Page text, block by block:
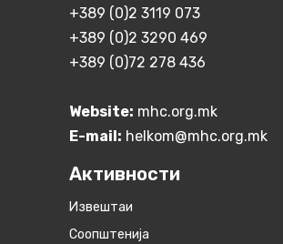
+389 (0)2 3119 073
+389 (0)2 3290 469
+389 (0)72 278 436
Website: mhc.org.mk
E-mail: helkom@mhc.org.mk
Активности
Извештаи
Соопштенија